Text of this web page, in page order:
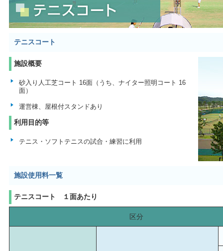
テニスコート
施設概要
砂入り人工芝コート 16面（うち、ナイター照明コート 16
面）
運営棟、屋根付スタンドあり
利用目的等
テニス・ソフトテニスの試合・練習に利用
施設使用料一覧
テニスコート １面あたり
区分